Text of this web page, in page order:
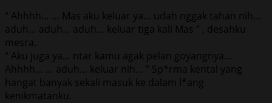
“ Ahhhh… … Mas aku keluar ya… udah nggak tahan nih…
aduh… aduh… aduh… keluar tiga kali Mas ” , desahku
mesra.
“ Aku juga ya… ntar kamu agak pelan goyangnya…
Ahhhh… … aduh… keluar nih… ” Sp*rma kental yang
hangat banyak sekali masuk ke dalam l*ang
kenikmatanku.